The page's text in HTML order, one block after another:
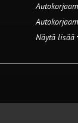
Näytä lisää